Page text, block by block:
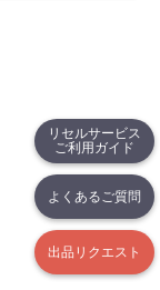
リセルサービス
ご利用ガイド
よくあるご質問
出品リクエスト